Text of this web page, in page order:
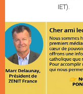
IET).